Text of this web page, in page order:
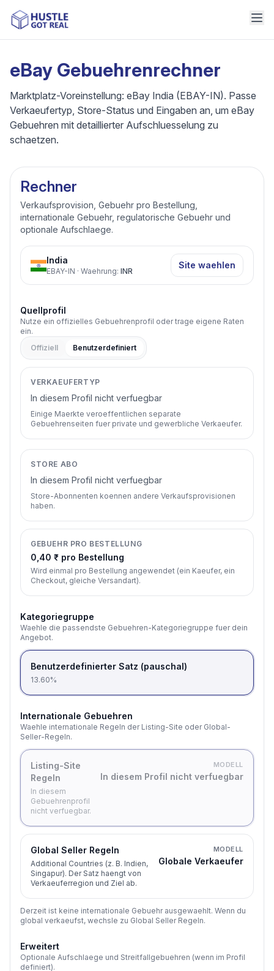
eBay Gebuehrenrechner
Marktplatz-Voreinstellung: eBay India (EBAY-IN). Passe
Verkaeufertyp, Store-Status und Eingaben an, um eBay
Gebuehren mit detaillierter Aufschluesselung zu
schaetzen.
Rechner
Verkaufsprovision, Gebuehr pro Bestellung,
internationale Gebuehr, regulatorische Gebuehr und
optionale Aufschlaege.
India
EBAY-IN · Waehrung: INR
Site waehlen
Quellprofil
Nutze ein offizielles Gebuehrenprofil oder trage eigene Raten
ein.
Offiziell
Benutzerdefiniert
VERKAEUFERTYP
In diesem Profil nicht verfuegbar
Einige Maerkte veroeffentlichen separate
Gebuehrenseiten fuer private und gewerbliche Verkaeufer.
STORE ABO
In diesem Profil nicht verfuegbar
Store-Abonnenten koennen andere Verkaufsprovisionen
haben.
GEBUEHR PRO BESTELLUNG
0,40 ₹ pro Bestellung
Wird einmal pro Bestellung angewendet (ein Kaeufer, ein
Checkout, gleiche Versandart).
Kategoriegruppe
Waehle die passendste Gebuehren-Kategoriegruppe fuer dein
Angebot.
Benutzerdefinierter Satz (pauschal)
13.60%
Internationale Gebuehren
Waehle internationale Regeln der Listing-Site oder Global-
Seller-Regeln.
Listing-Site
Regeln
In diesem
Gebuehrenprofil
nicht verfuegbar.
MODELL
In diesem Profil nicht verfuegbar
Global Seller Regeln
Additional Countries (z. B. Indien,
Singapur). Der Satz haengt von
Verkaeuferregion und Ziel ab.
MODELL
Globale Verkaeufer
Derzeit ist keine internationale Gebuehr ausgewaehlt. Wenn du
global verkaeufst, wechsle zu Global Seller Regeln.
Erweitert
Optionale Aufschlaege und Streitfallgebuehren (wenn im Profil
definiert).